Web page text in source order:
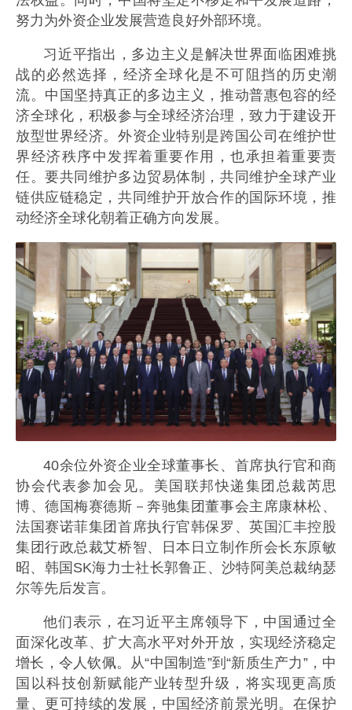
努力为外资企业发展营造良好外部环境。
习近平指出，多边主义是解决世界面临困难挑
战的必然选择，经济全球化是不可阻挡的历史潮
流。中国坚持真正的多边主义，推动普惠包容的经
济全球化，积极参与全球经济治理，致力于建设开
放型世界经济。外资企业特别是跨国公司在维护世
界经济秩序中发挥着重要作用，也承担着重要责
任。要共同维护多边贸易体制，共同维护全球产业
链供应链稳定，共同维护开放合作的国际环境，推
动经济全球化朝着正确方向发展。
40余位外资企业全球董事长、首席执行官和商
协会代表参加会见。美国联邦快递集团总裁芮思
博、德国梅赛德斯－奔驰集团董事会主席康林松、
法国赛诺菲集团首席执行官韩保罗、英国汇丰控股
集团行政总裁艾桥智、日本日立制作所会长东原敏
昭、韩国SK海力士社长郭鲁正、沙特阿美总裁纳瑟
尔等先后发言。
他们表示，在习近平主席领导下，中国通过全
面深化改革、扩大高水平对外开放，实现经济稳定
增长，令人钦佩。从“中国制造”到“新质生产力”，中
国以科技创新赋能产业转型升级，将实现更高质
量、更可持续的发展，中国经济前景光明。在保护